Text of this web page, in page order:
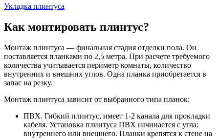
Укладка плинтуса
Как монтировать плинтус?
Монтаж плинтуса — финальная стадия отделки пола. Он
поставляется планками по 2,5 метра. При расчете требуемого
количества учитывается периметр комнаты, количество
внутренних и внешних углов. Одна планка приобретается в
запас на резку.
Монтаж плинтуса зависит от выбранного типа планок:
ПВХ. Гибкий плинтус, имеет 1-2 канала для прокладки
кабеля. Установка плинтуса ПВХ начинается с угла:
внутреннего или внешнего. Планки крепятся к стене на